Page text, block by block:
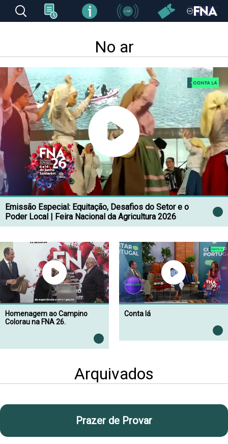
No ar
Emissão Especial: Equitação, Desafios do Setor e o
Poder Local | Feira Nacional da Agricultura 2026
Homenagem ao Campino
Colorau na FNA 26.
Conta lá
Arquivados
Prazer de Provar